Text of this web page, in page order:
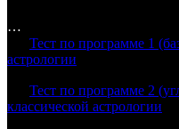
…
Тест по программе 1
астрологии
Тест по программе 2
классической астрологии